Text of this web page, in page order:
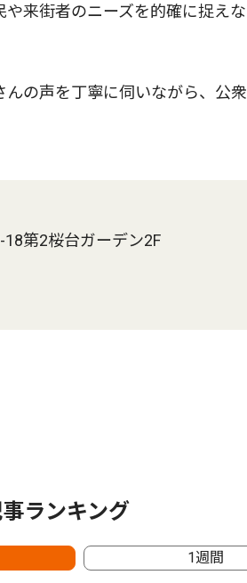
や来街者のニーズを的確に捉え
の声を丁寧に伺いながら、公
第2桜台ガーデン2F
ランキング
1週間